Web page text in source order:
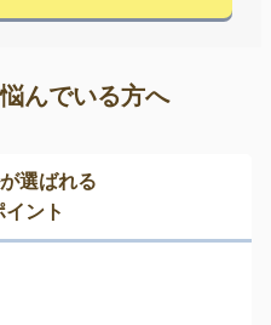
んでいる方へ
選ばれる
ント